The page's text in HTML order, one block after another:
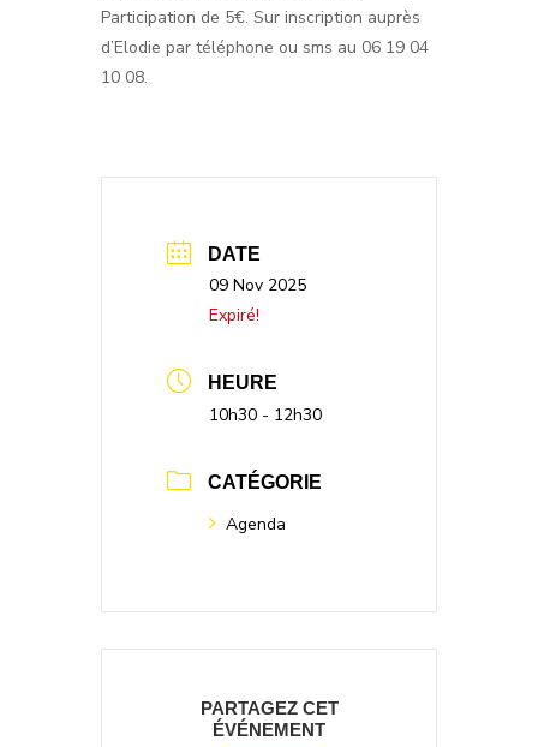
Participation de 5€. Sur inscription auprès
d’Elodie par téléphone ou sms au 06 19 04
10 08.
DATE
09 Nov 2025
Expiré!
HEURE
10h30 - 12h30
CATÉGORIE
Agenda
PARTAGEZ CET
ÉVÉNEMENT